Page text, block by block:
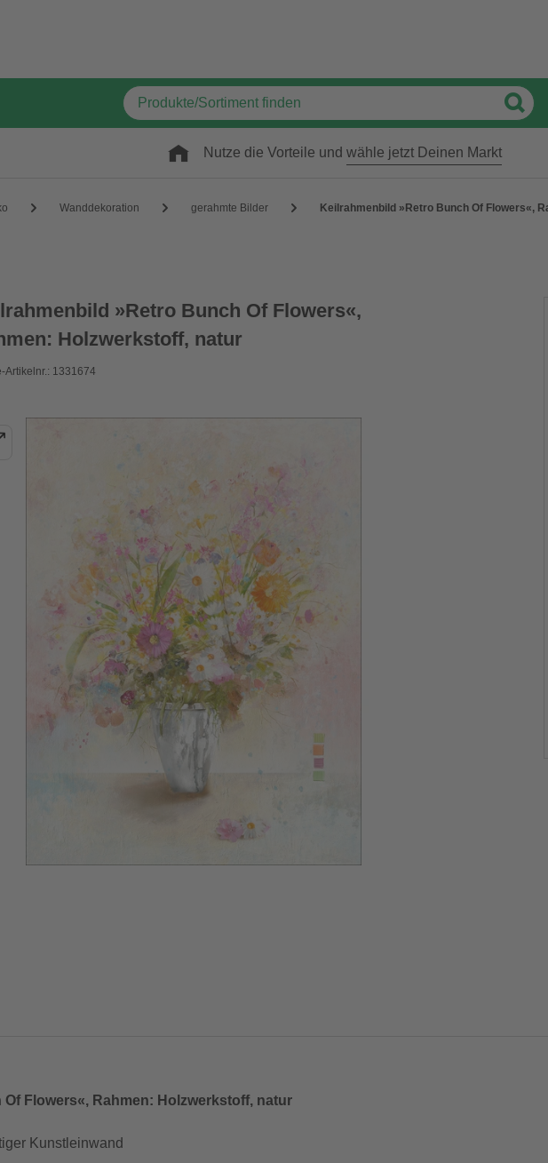
Nutze die Vorteile und wähle jetzt Deinen Markt
Wanddekoration gerahmte Bilder Keilrahmenbild »Retro Bunch Of Flowers«,
»Retro Bunch Of Flowers«,
Holzwerkstoff, natur
Artikelnr.: 1331674
Flowers«, Rahmen: Holzwerkstoff, natur
Kunstleinwand